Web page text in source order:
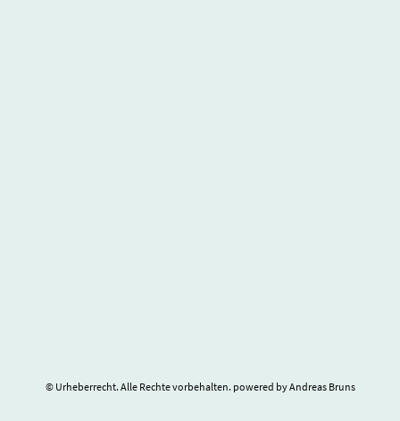
© Urheberrecht. Alle Rechte vorbehalten. powered by Andreas Bruns